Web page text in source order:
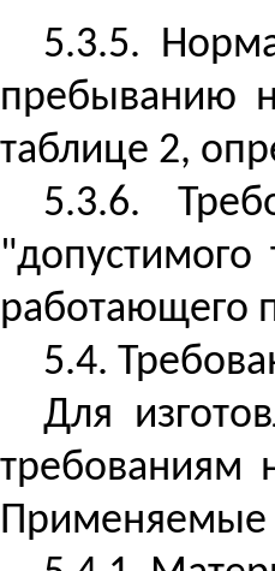
5.3.5.
пребыванию
таблице 2,
5.3.6.
работающего
5.4.
Для
требованиям
Применяемые